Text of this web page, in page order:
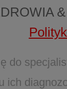
do
ich